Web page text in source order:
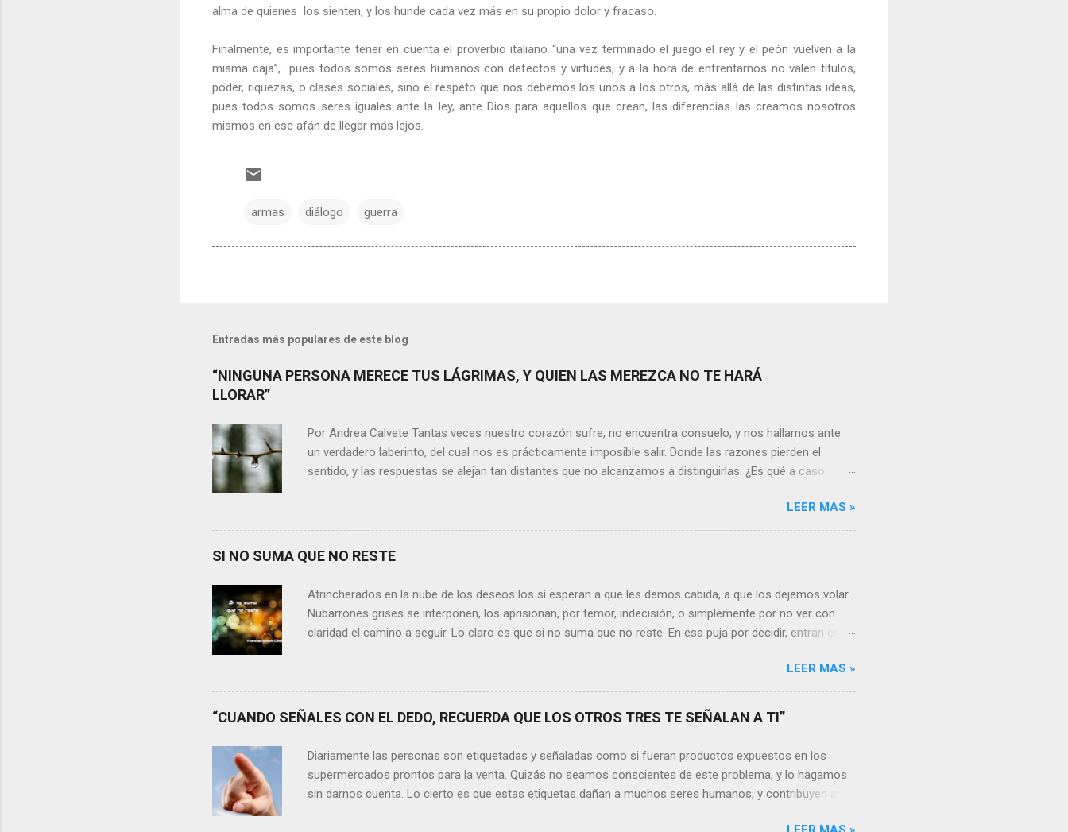
alma de quienes los sienten, y los hunde cada vez más en su propio dolor y fracaso.
Finalmente, es importante tener en cuenta el proverbio italiano “una vez terminado el juego el rey y el peón vuelven a la
misma caja”,
pues todos somos seres humanos con defectos y virtudes, y a la hora de enfrentarnos no valen títulos,
poder, riquezas, o clases sociales, sino el respeto que nos debemos los unos a los otros, más allá de las distintas ideas,
pues todos somos seres iguales ante la ley, ante Dios para aquellos que crean, las diferencias las creamos nosotros
mismos en ese afán de llegar más lejos.
armas diálogo guerra
Entradas más populares de este blog
“NINGUNA PERSONA MERECE TUS LÁGRIMAS, Y QUIEN LAS MEREZCA NO TE HARÁ
LLORAR”
Por Andrea Calvete Tantas veces nuestro corazón sufre, no encuentra consuelo, y nos hallamos ante
un verdadero laberinto, del cual nos es prácticamente imposible salir. Donde las razones pierden el
sentido, y las respuestas se alejan tan distantes que no alcanzamos a distinguirlas. ¿Es qué a caso
conteste rápidamente que sí a esta pregunta. Por otra parte, si nos ponemos a pensar en algún
momento de la vida todos hemos sufrido por causa de una persona. Entonces ¿cómo encarar el dolor?
Si reflexionamos sobre la frase de Gabriel García Márquez que dice que “ninguna persona merece tus
somos, y es posible que su mirada nos realce, pues los ojos del amor tienen esa virtud de embellecer...
LEER MAS »
SI NO SUMA QUE NO RESTE
Atrincherados en la nube de los deseos los sí esperan a que les demos cabida, a que los dejemos volar.
Nubarrones grises se interponen, los aprisionan, por temor, indecisión, o simplemente por no ver con
claridad el camino a seguir. Lo claro es que si no suma que no reste. En esa puja por decidir, entran en
preguntarnos si agregan algo , si aportan de alguna forma a nuestro día a día, y lo más importante es
que no nos quinten tiempo o energía, elementos que en la medida que pasa la vida se hacen más
escasos y necesarios. Evidentemente, de lo malo, de lo difícil es donde más aprendemos, porque desde
las cicatrices nos fortalecemos, y resurgimos como el Ave Fénix. Sin embargo, está en cada uno no
elegir y hacer que cada momento sea irrepetible y mágico. Quizás aquí radique la mayor dificultad, por...
LEER MAS »
“CUANDO SEÑALES CON EL DEDO, RECUERDA QUE LOS OTROS TRES TE SEÑALAN A TI”
Diariamente las personas son etiquetadas y señaladas como si fueran productos expuestos en los
supermercados prontos para la venta. Quizás no seamos conscientes de este problema, y lo hagamos
sin darnos cuenta. Lo cierto es que estas etiquetas dañan a muchos seres humanos, y contribuyen a la